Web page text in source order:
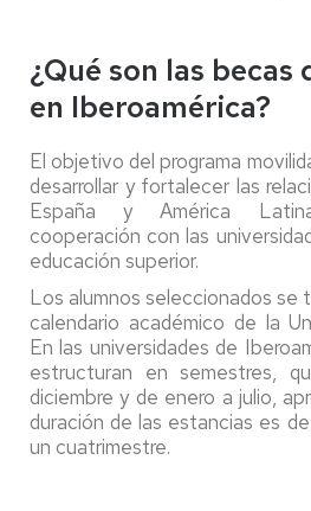
¿Qué son las becas
en Iberoamérica?
El objetivo del programa
desarrollar y fortalecer las
España y América
cooperación con las
educación superior.
Los alumnos seleccionados se
calendario académico de la
En las universidades de
estructuran en semestres,
diciembre y de enero a julio,
duración de las estancias es
un cuatrimestre.